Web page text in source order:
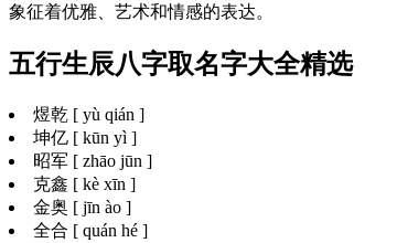
象征着优雅、艺术和情感的表达。
五行生辰八字取名字大全精选
煜乾 [ yù qián ]
坤亿 [ kūn yì ]
昭军 [ zhāo jūn ]
克鑫 [ kè xīn ]
金奥 [ jīn ào ]
全合 [ quán hé ]